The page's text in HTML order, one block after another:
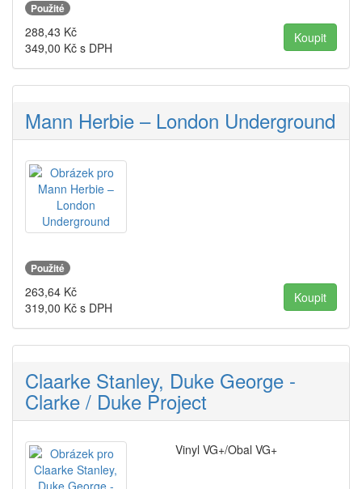
Použité
288,43 Kč
349,00 Kč s DPH
Mann Herbie – London Underground
Použité
263,64 Kč
319,00 Kč s DPH
Claarke Stanley, Duke George -
Clarke / Duke Project
Vinyl VG+/Obal VG+